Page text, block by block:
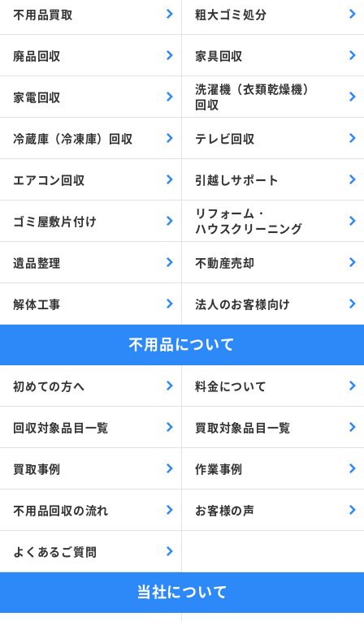
不用品買取 粗大ゴミ処分
廃品回収 家具回収
家電回収
洗濯機（衣類乾燥機）
回収
冷蔵庫（冷凍庫）回収 テレビ回収
エアコン回収 引越しサポート
ゴミ屋敷片付け
リフォーム・
ハウスクリーニング
遺品整理 不動産売却
解体工事 法人のお客様向け
不用品について
初めての方へ 料金について
回収対象品目一覧 買取対象品目一覧
買取事例 作業事例
不用品回収の流れ お客様の声
よくあるご質問
当社について